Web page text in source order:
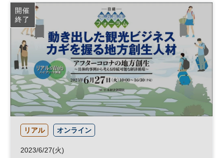
開催
終了
リアル オンライン
2023/6/27(火)